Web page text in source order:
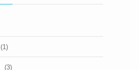
(1)
(3)